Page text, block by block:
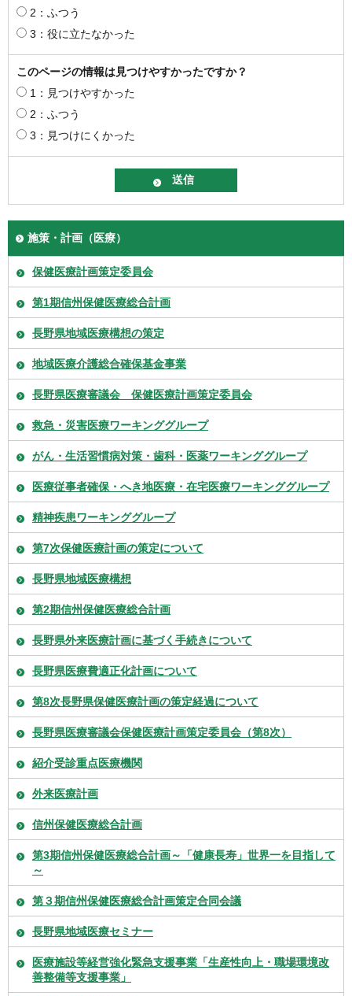
2：ふつう
3：役に立たなかった
このページの情報は見つけやすかったですか？
1：見つけやすかった
2：ふつう
3：見つけにくかった
施策・計画（医療）
保健医療計画策定委員会
第1期信州保健医療総合計画
長野県地域医療構想の策定
地域医療介護総合確保基金事業
長野県医療審議会 保健医療計画策定委員会
救急・災害医療ワーキンググループ
がん・生活習慣病対策・歯科・医薬ワーキンググループ
医療従事者確保・へき地医療・在宅医療ワーキンググループ
精神疾患ワーキンググループ
第7次保健医療計画の策定について
長野県地域医療構想
第2期信州保健医療総合計画
長野県外来医療計画に基づく手続きについて
長野県医療費適正化計画について
第8次長野県保健医療計画の策定経過について
長野県医療審議会保健医療計画策定委員会（第8次）
紹介受診重点医療機関
外来医療計画
信州保健医療総合計画
第3期信州保健医療総合計画～「健康長寿」世界一を目指して
～
第３期信州保健医療総合計画策定合同会議
長野県地域医療セミナー
医療施設等経営強化緊急支援事業「生産性向上・職場環境改
善整備等支援事業」